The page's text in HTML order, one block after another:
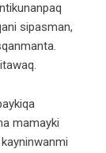
sipasman,
mamayki